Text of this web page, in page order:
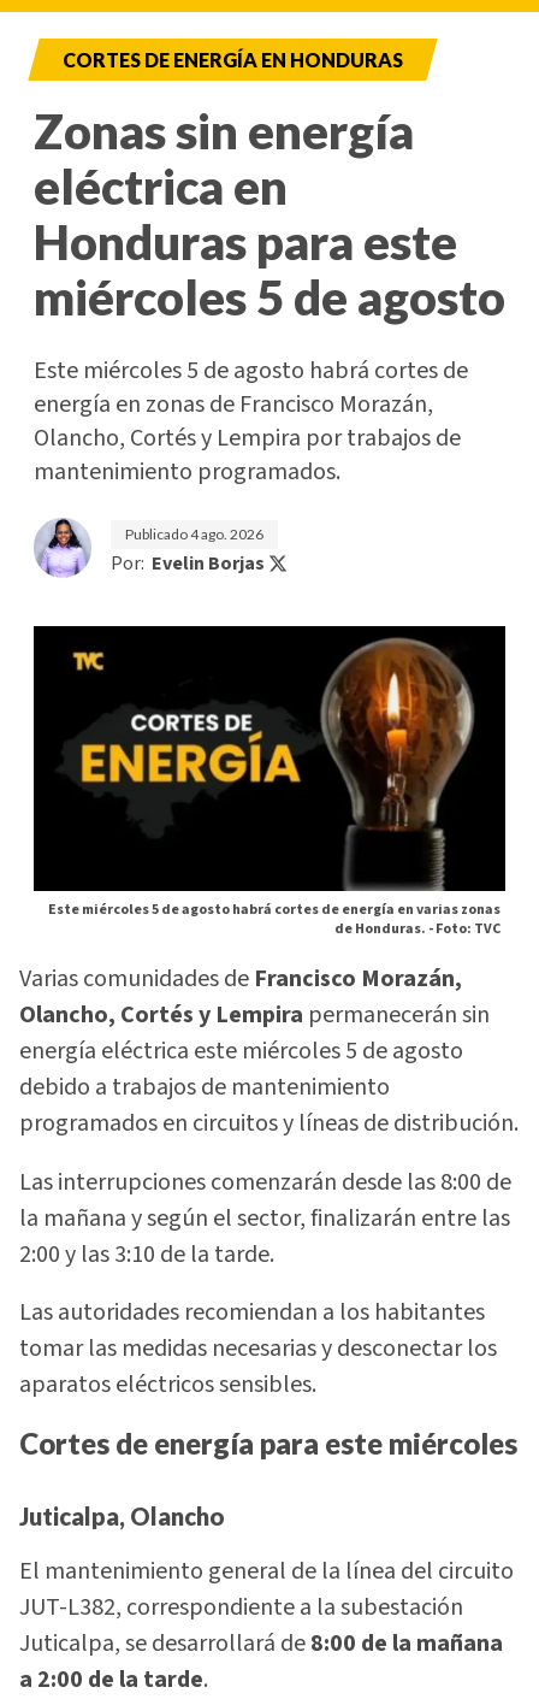
CORTES DE ENERGÍA EN HONDURAS
Zonas sin energía
eléctrica en
Honduras para este
miércoles 5 de agosto
Este miércoles 5 de agosto habrá cortes de
energía en zonas de Francisco Morazán,
Olancho, Cortés y Lempira por trabajos de
mantenimiento programados.
Publicado4 ago. 2026
Por: Evelin Borjas
Este miércoles 5 de agosto habrá cortes de energía en varias zonas
de Honduras. -Foto: TVC
Varias comunidades de Francisco Morazán,
Olancho, Cortés y Lempira permanecerán sin
energía eléctrica este miércoles 5 de agosto
debido a trabajos de mantenimiento
programados en circuitos y líneas de distribución.
Las interrupciones comenzarán desde las 8:00 de
la mañana y según el sector, finalizarán entre las
2:00 y las 3:10 de la tarde.
Las autoridades recomiendan a los habitantes
tomar las medidas necesarias y desconectar los
aparatos eléctricos sensibles.
Cortes de energía para este miércoles
Juticalpa, Olancho
El mantenimiento general de la línea del circuito
JUT-L382, correspondiente a la subestación
Juticalpa, se desarrollará de8:00 de la mañana
a 2:00 de la tarde.